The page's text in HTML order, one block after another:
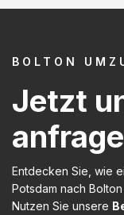
BOLTON
Jetzt
Entdecken Sie, wie
Potsdam nach
Nutzen Sie unsere